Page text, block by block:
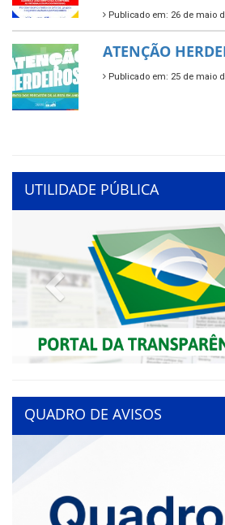
Publicado em: 26 de maio
ATENÇÃO
Publicado em: 25 de maio
UTILIDADE PÚBLICA
Previous
QUADRO DE AVISOS